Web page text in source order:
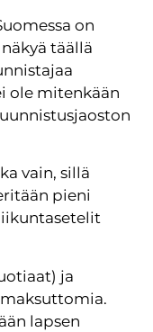
on
täällä
ole mitenkään
vain, sillä
pieni
ja
lapsen